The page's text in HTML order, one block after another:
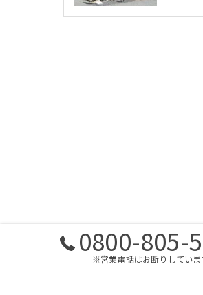
0800-805-
※営業電話はお断りしていま